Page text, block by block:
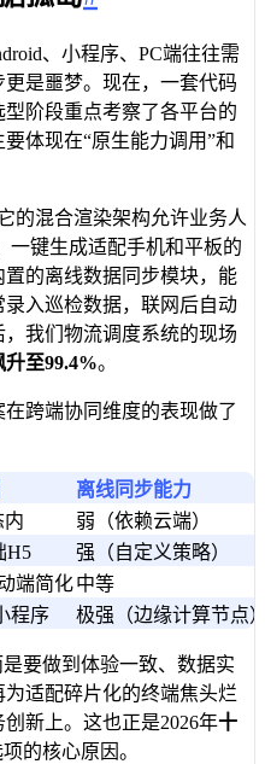
、小程序、PC端往往需
是噩梦。现在，一套代码
阶段重点考察了各平台的
体现在“原生能力调用”和
的混合渲染架构允许业务人
一键生成适配手机和平板的
的离线数据同步模块，能
入巡检数据，联网后自动
我们物流调度系统的现场
升至99.4%。
跨端协同维度的表现做了
离线同步能力
内
弱（依赖云端）
H5
强（自定义策略）
端简化中等
程序 极强（边缘计算节点
要做到体验一致、数据实
适配碎片化的终端焦头烂
新上。这也正是2026年十
的核心原因。